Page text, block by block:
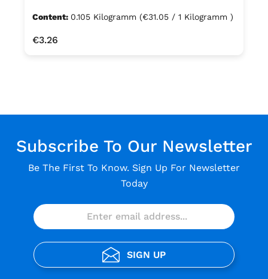
Content: 0.105 Kilogramm (€31.05 / 1 Kilogramm )
Regular price:
€3.26
Subscribe To Our Newsletter
Be The First To Know. Sign Up For Newsletter
Today
SIGN UP